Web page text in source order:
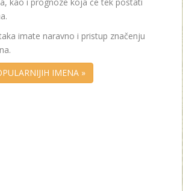
kao i prognoze koja će tek postati
imate naravno i pristup značenju
IMENA »